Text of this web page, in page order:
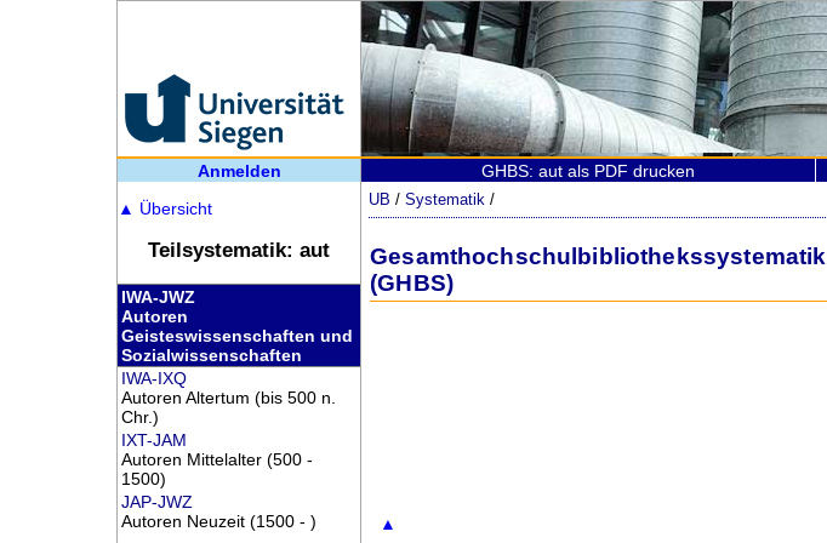
Anmelden GHBS: aut als PDF drucken
▲ Übersicht
Teilsystematik: aut
IWA-JWZ
Autoren
Geisteswissenschaften und
Sozialwissenschaften
IWA-IXQ
Autoren Altertum (bis 500 n.
Chr.)
IXT-JAM
Autoren Mittelalter (500 -
1500)
JAP-JWZ
Autoren Neuzeit (1500 - )
UB /Systematik /
(GHBS)
▲